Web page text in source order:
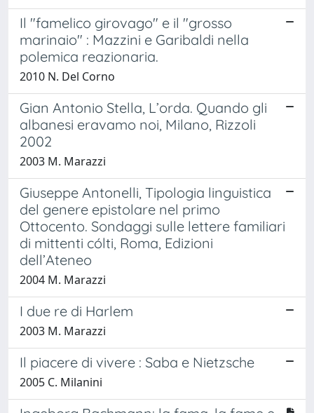
Il "famelico girovago" e il "grosso
marinaio" : Mazzini e Garibaldi nella
polemica reazionaria.
2010 N. Del Corno
Gian Antonio Stella, L’orda. Quando gli
albanesi eravamo noi, Milano, Rizzoli
2002
2003 M. Marazzi
Giuseppe Antonelli, Tipologia linguistica
del genere epistolare nel primo
Ottocento. Sondaggi sulle lettere familiari
di mittenti cólti, Roma, Edizioni
dell’Ateneo
2004 M. Marazzi
I due re di Harlem
2003 M. Marazzi
Il piacere di vivere : Saba e Nietzsche
2005 C. Milanini